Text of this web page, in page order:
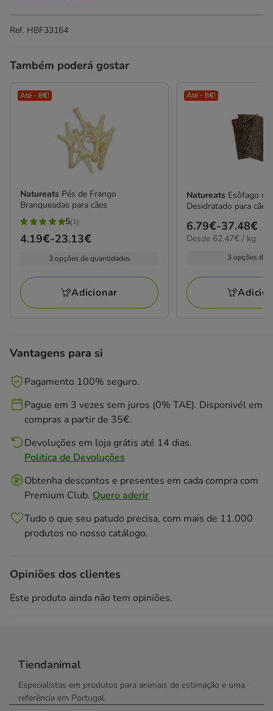
Ref. HBF33164
Também poderá gostar
Até - 8€!
Natureats Pés de Frango
Branqueadas para cães
5
estrelas
avaliações
5(1)
Preço
a
23.13€
4.19€-23.13€
3 opções de quantidades
Adicionar
Até - 8€!
Natureats Esôfago de
Desidratado para cães
Preço
de
37.48€
6.79€-37.48€
62.47€
Desde 62.47€ / kg
3 opções de
Vantagens para si
Pagamento 100% seguro.
Pague em 3 vezes sem juros (0% TAE). Disponivél em
compras a partir de 35€.
Devoluções em loja grátis até 14 dias.
Politica de Devoluções
Obtenha descontos e presentes em cada compra com
Premium Club. Quero aderir
Tudo o que seu patudo precisa, com mais de 11.000
produtos no nosso catálogo.
Opiniões dos clientes
Este produto ainda não tem opiniões.
Tiendanimal
Especialistas em produtos para animais de estimação e uma
referência em Portugal.